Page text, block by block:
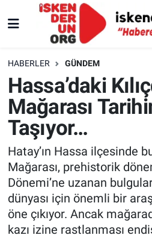
HABERLER GÜNDEM
Hassa’daki
Mağarası
Taşıyor…
Hatay’ın Hassa ilçesinde
Mağarası, prehistorik
Dönemi’ne uzanan
dünyası için önemli bir
öne çıkıyor. Ancak
kazı izine rastlanması